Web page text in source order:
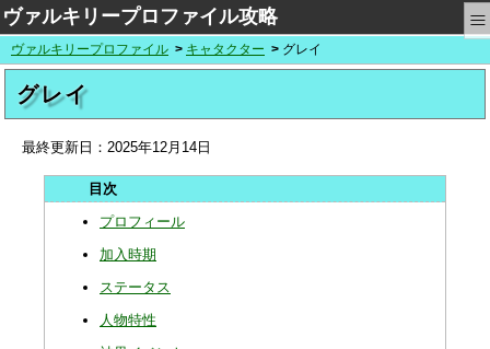
ヴァルキリープロファイル攻略 ≡
ヴァルキリープロファイル キャタクター グレイ
グレイ
最終更新日： 2025年12月14日
プロフィール
加入時期
ステータス
人物特性